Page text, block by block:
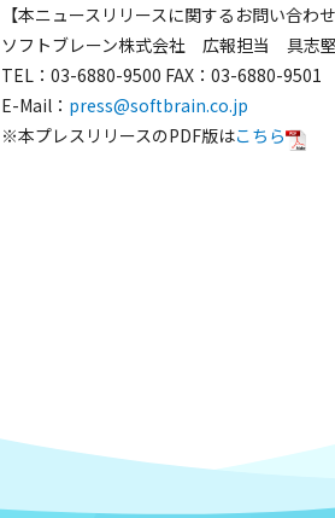
【本ニュースリリースに関するお問い合わせ
ソフトブレーン株式会社 広報担当 具志堅
TEL：03-6880-9500 FAX：03-6880-9501
E-Mail： press@softbrain.co.jp
※本プレスリリースのPDF版はこちら